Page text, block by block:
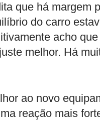
que há margem
do carro
acho
melhor. Há
ao novo
reação mais